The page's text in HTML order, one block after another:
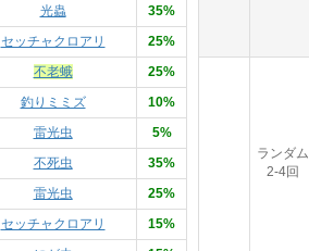
光蟲
35%
セッチャクロアリ
25%
不老蛾
25%
釣りミミズ
10%
雷光虫
5%
不死虫
35%
雷光虫
25%
セッチャクロアリ
15%
ランダム
2-4回